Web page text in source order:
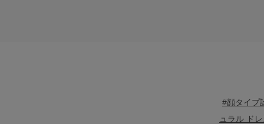
#顔タイプ
ュラル ドレ